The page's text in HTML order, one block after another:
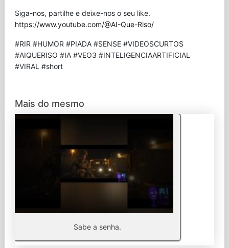
Siga-nos, partilhe e deixe-nos o seu like.
https://www.youtube.com/@AI-Que-Riso/
#RIR #HUMOR #PIADA #SENSE #VIDEOSCURTOS
#AIQUERISO #IA #VEO3 #INTELIGENCIAARTIFICIAL
#VIRAL #short
Mais do mesmo
Sabe a senha.